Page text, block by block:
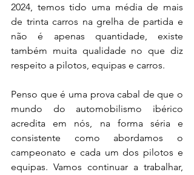
2024, temos tido uma média de mais
de trinta carros na grelha de partida e
não é apenas quantidade, existe
também muita qualidade no que diz
respeito a pilotos, equipas e carros.
Penso que é uma prova cabal de que o
mundo do automobilismo ibérico
acredita em nós, na forma séria e
consistente como abordamos o
campeonato e cada um dos pilotos e
equipas. Vamos continuar a trabalhar,